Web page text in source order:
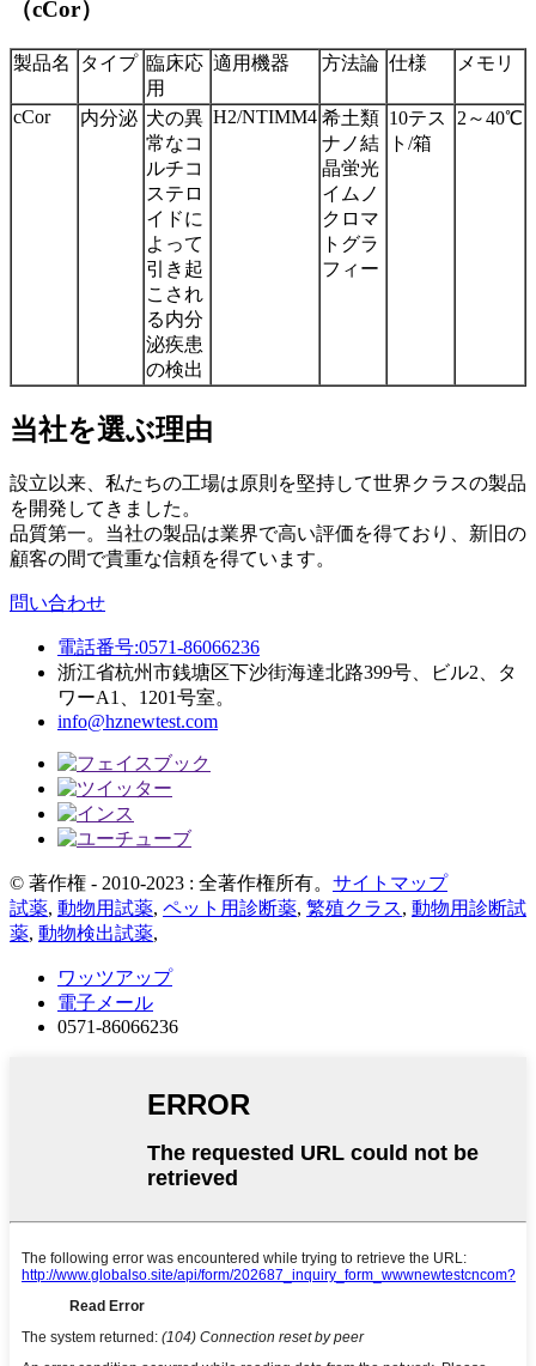
（cCor）
製品名 タイプ 臨床応
用
適用機器 方法論 仕様 メモリ
cCor 内分泌 犬の異
常なコ
ルチコ
ステロ
イドに
よって
引き起
こされ
る内分
泌疾患
の検出
H2/NTIMM4 希土類
ナノ結
晶蛍光
イムノ
クロマ
トグラ
フィー
10テス
ト/箱
2～40℃
当社を選ぶ理由
設立以来、私たちの工場は原則を堅持して世界クラスの製品
を開発してきました。
品質第一。当社の製品は業界で高い評価を得ており、新旧の
顧客の間で貴重な信頼を得ています。
問い合わせ
電話番号:0571-86066236
浙江省杭州市銭塘区下沙街海達北路399号、ビル2、タ
ワーA1、1201号室。
info@hznewtest.com
© 著作権 - 2010-2023 : 全著作権所有。 サイトマップ
試薬, 動物用試薬, ペット用診断薬, 繁殖クラス, 動物用診断試
薬, 動物検出試薬,
ワッツアップ
電子メール
0571-86066236